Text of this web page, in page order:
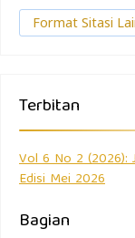
Format Sitasi
Terbitan
Vol 6 No 2 (2026):
Edisi Mei 2026
Bagian